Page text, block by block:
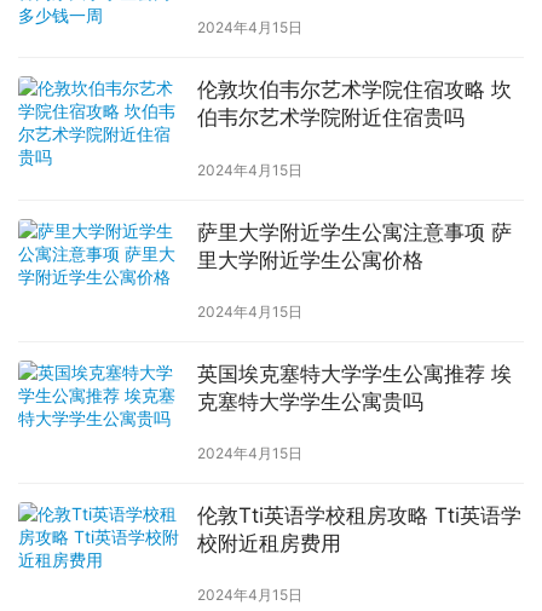
2024年4月15日
伦敦坎伯韦尔艺术学院住宿攻略 坎
伯韦尔艺术学院附近住宿贵吗
2024年4月15日
萨里大学附近学生公寓注意事项 萨
里大学附近学生公寓价格
2024年4月15日
英国埃克塞特大学学生公寓推荐 埃
克塞特大学学生公寓贵吗
2024年4月15日
伦敦Tti英语学校租房攻略 Tti英语学
校附近租房费用
2024年4月15日